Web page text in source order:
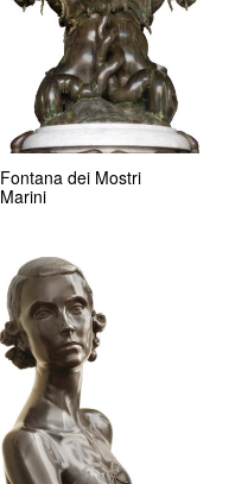
Fontana dei Mostri
Marini